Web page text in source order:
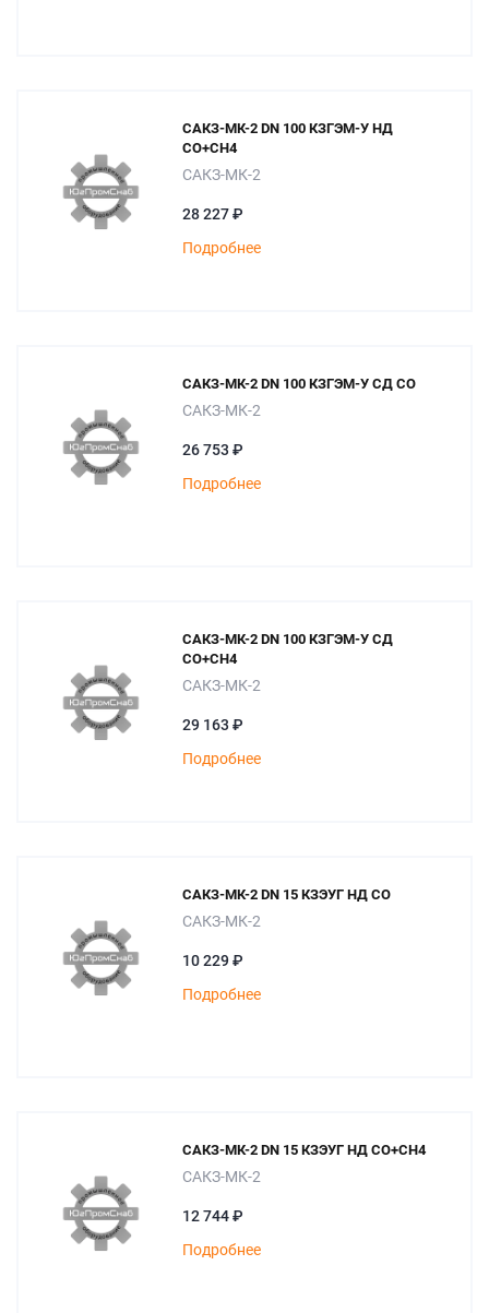
САКЗ-МК-2 DN 100 КЗГЭМ-У НД
СО+СН4
САКЗ-МК-2
28 227 ₽
Подробнее
САКЗ-МК-2 DN 100 КЗГЭМ-У СД СО
САКЗ-МК-2
26 753 ₽
Подробнее
САКЗ-МК-2 DN 100 КЗГЭМ-У СД
СО+СН4
САКЗ-МК-2
29 163 ₽
Подробнее
САКЗ-МК-2 DN 15 КЗЭУГ НД СО
САКЗ-МК-2
10 229 ₽
Подробнее
САКЗ-МК-2 DN 15 КЗЭУГ НД СО+СН4
САКЗ-МК-2
12 744 ₽
Подробнее